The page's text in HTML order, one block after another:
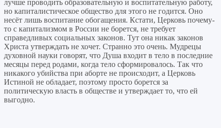
лучше проводить образовательную и воспитательную работу,
но капиталистическое общество для этого не годится. Оно
несёт лишь воспитание обогащения. Кстати, Церковь почему-
то с капитализмом в России не борется, не требует
справедливых социальных законов. Тут она никак законов
Христа утверждать не хочет. Странно это очень. Мудрецы
духовной науки говорят, что Душа входит в тело в последние
месяцы перед родами, когда тело сформировалось. Так что
никакого убийства при аборте не происходит, а Церковь
Истиной не обладает, поэтому просто борется за
политическую власть в обществе и утверждает то, что ей
выгодно.